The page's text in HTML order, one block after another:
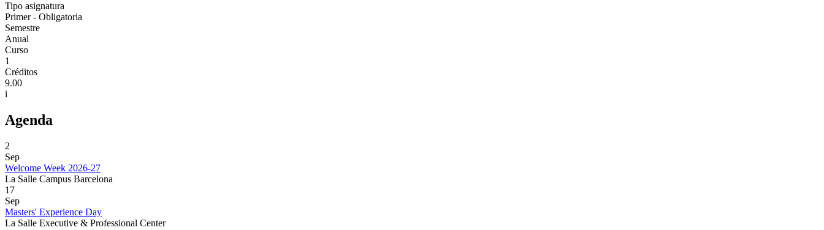
Tipo asignatura
Primer - Obligatoria
Semestre
Anual
Curso
1
Créditos
9.00
i
Agenda
2
Sep
Welcome Week 2026-27
La Salle Campus Barcelona
17
Sep
Masters' Experience Day
La Salle Executive & Professional Center